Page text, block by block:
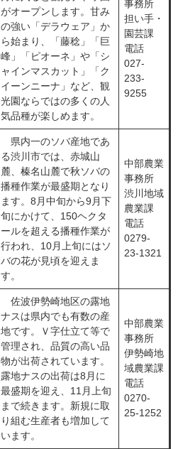
がオープンします。甘み
の強い「デラウェア」か
ら始まり、「藤稔」「巨
峰」「ピオーネ」や「シ
ャインマスカット」「ク
イーンニーナ」など、観
光園ならではの多くの人
気品種が楽しめます。
事務所
担い手・
園芸課
電話
027-
233-
9255
県内一のソバ産地であ
る渋川市では、赤城山
麓、榛名山麓で秋ソバの
播種作業が最盛期となり
ます。8月中旬から9月下
旬にかけて、150ヘクタ
ールを超える播種作業が
行われ、10月上旬にはソ
バの花が見頃を迎えま
す。
中部農業
事務所
渋川地域
農業課
電話
0279-
23-1321
佐波伊勢崎地区の露地
ナスは県内でも有数の産
地です。Ｖ字仕立て等で
管理され、品質の高い品
物が出荷されています。
露地ナスの出荷は8月に
最盛期を迎え、11月上旬
まで続きます。新規に取
り組む生産者も増加して
います。
中部農業
事務所
伊勢崎地
域農業課
電話
0270-
25-1252